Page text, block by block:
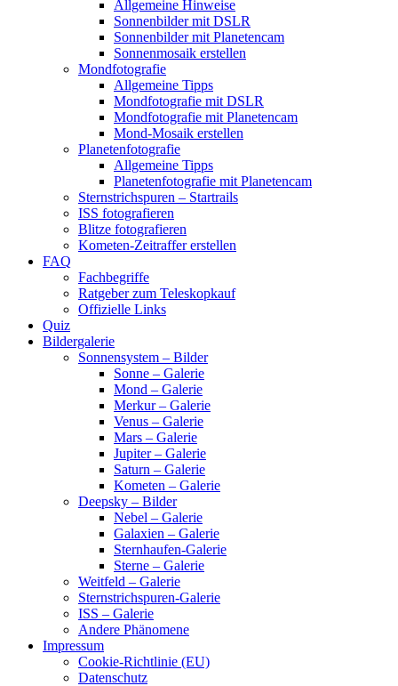
Allgemeine Hinweise
Sonnenbilder mit DSLR
Sonnenbilder mit Planetencam
Sonnenmosaik erstellen
Mondfotografie
Allgemeine Tipps
Mondfotografie mit DSLR
Mondfotografie mit Planetencam
Mond-Mosaik erstellen
Planetenfotografie
Allgemeine Tipps
Planetenfotografie mit Planetencam
Sternstrichspuren – Startrails
ISS fotografieren
Blitze fotografieren
Kometen-Zeitraffer erstellen
FAQ
Fachbegriffe
Ratgeber zum Teleskopkauf
Offizielle Links
Quiz
Bildergalerie
Sonnensystem – Bilder
Sonne – Galerie
Mond – Galerie
Merkur – Galerie
Venus – Galerie
Mars – Galerie
Jupiter – Galerie
Saturn – Galerie
Kometen – Galerie
Deepsky – Bilder
Nebel – Galerie
Galaxien – Galerie
Sternhaufen-Galerie
Sterne – Galerie
Weitfeld – Galerie
Sternstrichspuren-Galerie
ISS – Galerie
Andere Phänomene
Impressum
Cookie-Richtlinie (EU)
Datenschutz